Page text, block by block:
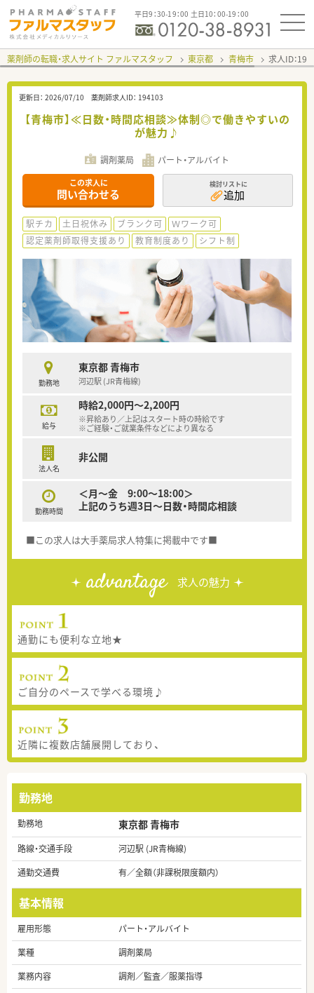
平日9：30-19：00 土日10：00-19：00
薬剤師の転職・求人サイト ファルマスタッフ 東京都 青梅市 求人ID：
更新日： 2026/07/10 薬剤師求人ID： 194103
【青梅市】≪日数・時間応相談≫体制◎で働きやすいの
が魅力♪
調剤薬局 パート・アルバイト
この求人に
問い合わせる
検討リストに
追加
駅チカ 土日祝休み ブランク可
Ｗワーク可
認定薬剤師取得支援あり
教育制度あり シフト制
勤務地
東京都 青梅市
河辺駅 (JR青梅線)
給与
時給2,000円～2,200円
※昇給あり／上記はスタート時の時給です
※ご経験・ご就業条件などにより異なる
法人名
非公開
勤務時間
＜月～金 9:00～18:00＞
上記のうち週3日～日数・時間応相談
■この求人は大手薬局求人特集に掲載中です■
advantage 求人の魅力
通勤にも便利な立地★
ご自分のペースで学べる環境♪
近隣に複数店舗展開しており、
勤務地
勤務地 東京都 青梅市
路線・交通手段
河辺駅 (JR青梅線)
通勤交通費
有／全額（非課税限度額内）
基本情報
雇用形態
パート・アルバイト
業種
調剤薬局
業務内容
調剤／監査／服薬指導